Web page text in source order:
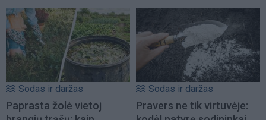
Sodas ir daržas
Paprasta žolė vietoj
Sodas ir daržas
Pravers ne tik virtuvėje: